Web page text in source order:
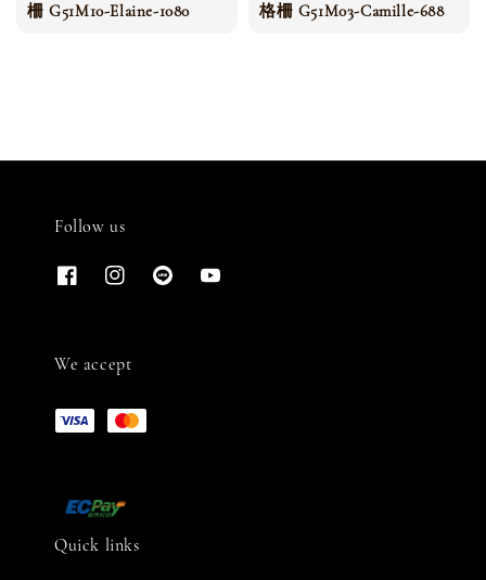
柵 G51M10-Elaine-1080
格柵 G51M03-Camille-688
Follow us
We accept
Quick links